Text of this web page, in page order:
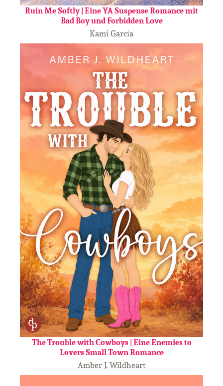
Ruin Me Softly | Eine YA Suspense Romance mit
Bad Boy und Forbidden Love
Kami Garcia
The Trouble with Cowboys | Eine Enemies to
Lovers Small Town Romance
Amber J. Wildheart